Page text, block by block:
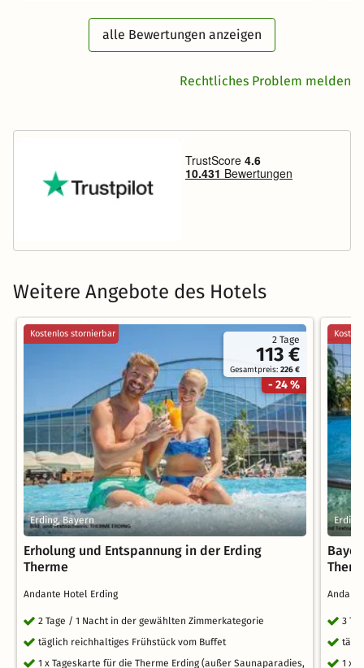
alle Bewertungen anzeigen
Rechtliches Problem melden
Weitere Angebote des Hotels
2 Tage
113 €
Gesamtpreis:226 €
- 24 %
Kostenlos stornierbar
Erding, Bayern
Erholung und Entspannung in der Erding
Therme
Andante Hotel Erding
2 Tage / 1 Nacht in der gewählten Zimmerkategorie
täglich reichhaltiges Frühstück vom Buffet
1 x Tageskarte für die Therme Erding (außer Saunaparadies,
3
1 x